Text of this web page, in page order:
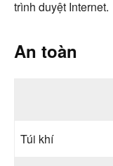
trình duyệt Internet.
An toàn
Túi khí